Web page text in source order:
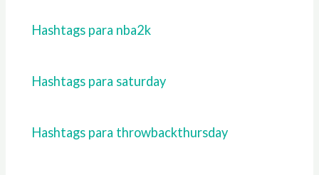
Hashtags para nba2k
Hashtags para saturday
Hashtags para throwbackthursday